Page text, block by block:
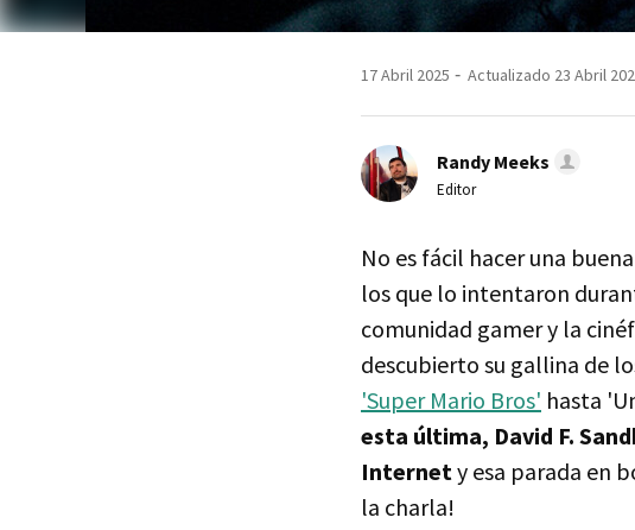
17 Abril 2025 Actualizado 23 Abril
Randy Meeks
Editor
No es fácil hacer una
los que lo intentaron
comunidad gamer y la
descubierto su gallina de
'Super Mario Bros' hasta
esta última, David F.
Internety esa parada en
la charla!